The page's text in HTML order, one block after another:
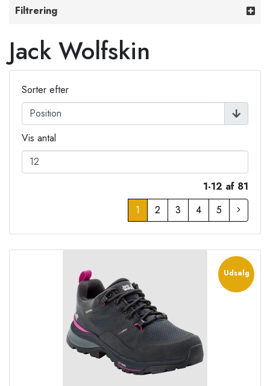
Filtrering
Jack Wolfskin
Sorter efter
Vis antal
1-12 af 81
1
2 3 4 5
Udsalg